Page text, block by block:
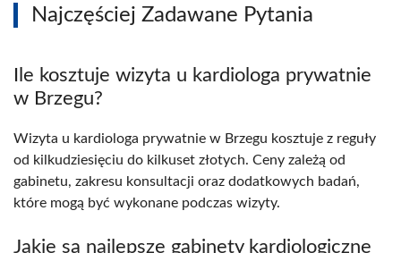
Najczęściej Zadawane Pytania
Ile kosztuje wizyta u kardiologa prywatnie
w Brzegu?
Wizyta u kardiologa prywatnie w Brzegu kosztuje z reguły
od kilkudziesięciu do kilkuset złotych. Ceny zależą od
gabinetu, zakresu konsultacji oraz dodatkowych badań,
które mogą być wykonane podczas wizyty.
Jakie są najlepsze gabinety kardiologiczne